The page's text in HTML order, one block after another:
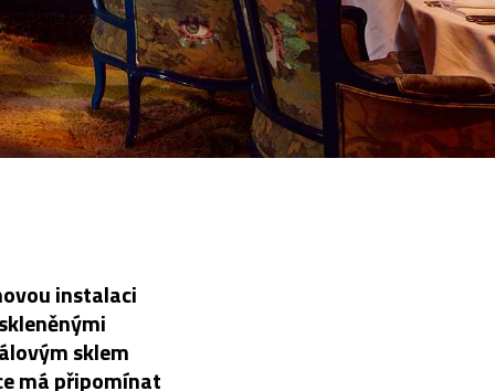
instalaci
sklem
má připomínat